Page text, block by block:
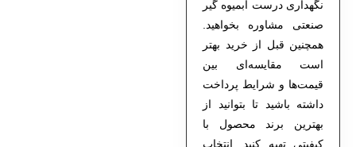
نگهداری درست آبمیوه گیر
صنعتی مشاوره بخواهید.
همچنین قبل از خرید بهتر
است مقایسه‌ای بین
قیمت‌ها و شرایط پرداخت
داشته باشید تا بتوانید از
بهترین برند محصول با
کیفیتی تهیه کنید. انتخاب